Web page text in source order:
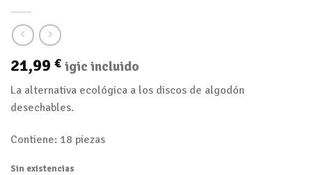
21,99 € igic incluido
La alternativa ecológica a los discos de algodón
desechables.
Contiene: 18 piezas
Sin existencias